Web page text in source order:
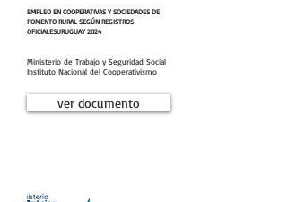
EMPLEO EN COOPERATIVAS Y SOCIEDADES DE
FOMENTO RURAL SEGÚN REGISTROS
OFICIALESURUGUAY 2024
Ministerio de Trabajo y Seguridad Social
Instituto Nacional del Cooperativismo
ver documento